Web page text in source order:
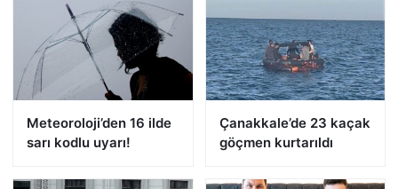
Meteoroloji’den 16 ilde
sarı kodlu uyarı!
Çanakkale’de 23 kaçak
göçmen kurtarıldı